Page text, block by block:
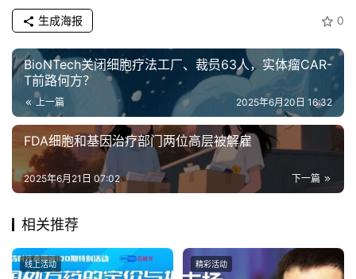
0
生成海报
BioNTech关闭细胞疗法工厂、裁员63人，实体瘤CAR-
T前路何方？
上一篇 2025年6月20日 16:32
FDA细胞和基因治疗部门两位高层被解雇
下一篇
2025年6月21日 07:02
相关推荐
线上活动 精彩活动